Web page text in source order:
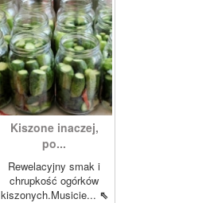
Kiszone inaczej,
po...
Rewelacyjny smak i
chrupkość ogórków
kiszonych.Musicie... ⇖